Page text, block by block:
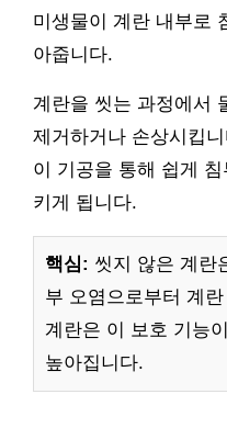
미생물이 계란 내부로
아줍니다.
계란을 씻는 과정에서
제거하거나 손상시킵
이 기공을 통해 쉽게
키게 됩니다.
핵심: 씻지 않은 계란
부 오염으로부터 계
계란은 이 보호 기능
높아집니다.